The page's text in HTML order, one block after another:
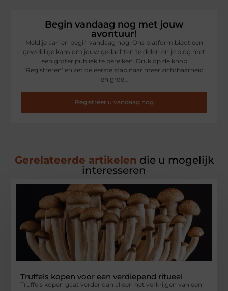
Begin vandaag nog met jouw
avontuur!
Meld je aan en begin vandaag nog! Ons platform biedt een
geweldige kans om jouw gedachten te delen en je blog met
een groter publiek te bereiken. Druk op de knop
‘Registreren’ en zet de eerste stap naar meer zichtbaarheid
en groei.
Registreer u vandaag nog
Gerelateerde artikelen die u mogelijk
interesseren
Truffels kopen voor een verdiepend ritueel
Truffels kopen gaat verder dan alleen het verkrijgen van een